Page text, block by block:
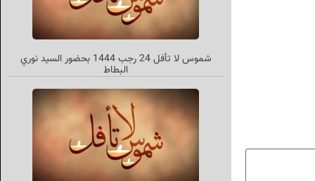
شموس لا تأفل 24 رجب 1444 بحضور السيد نوري
البطاط